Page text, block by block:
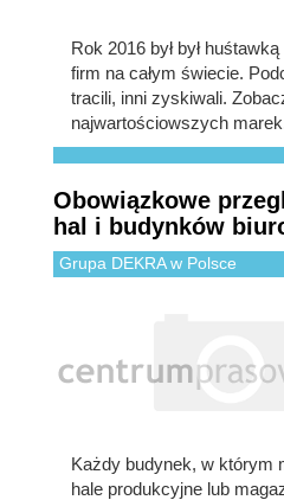
Rok 2016 był był
firm na całym świecie.
tracili, inni zyskiwali.
najwartościowszych
Obowiązkowe
hal i budynków
Grupa DEKRA w Polsce
Każdy budynek, w którym
hale produkcyjne lub